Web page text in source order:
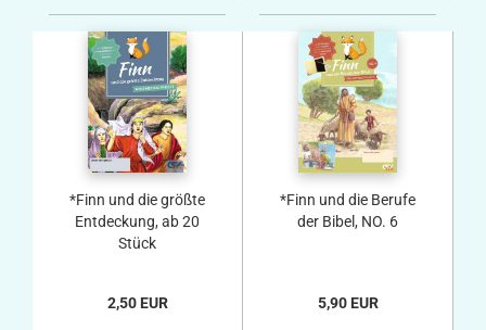
*Finn und die größte
Entdeckung, ab 20
Stück
2,50 EUR
*Finn und die Berufe
der Bibel, NO. 6
5,90 EUR